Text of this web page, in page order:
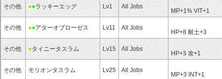
その他 ●●ラッキーエッグ Lv1 All Jobs
MP+1% VIT+1
その他 ●●アターオブローゼス Lv11 All Jobs
HP+8 耐土+3
その他 ●タイニータスラム Lv15 All Jobs
HP+3 攻+1
その他 モリオンタスラム Lv25 All Jobs
MP+3 INT+1